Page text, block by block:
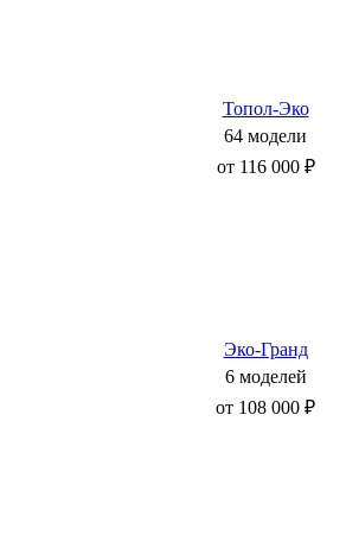
Топол-Эко
64 модели
от 116 000 ₽
Эко-Гранд
6 моделей
от 108 000 ₽